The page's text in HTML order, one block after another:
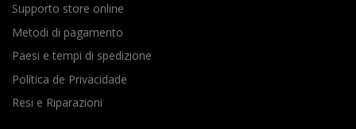
Supporto store online
Metodi di pagamento
Paesi e tempi di spedizione
Política de Privacidade
Resi e Riparazioni